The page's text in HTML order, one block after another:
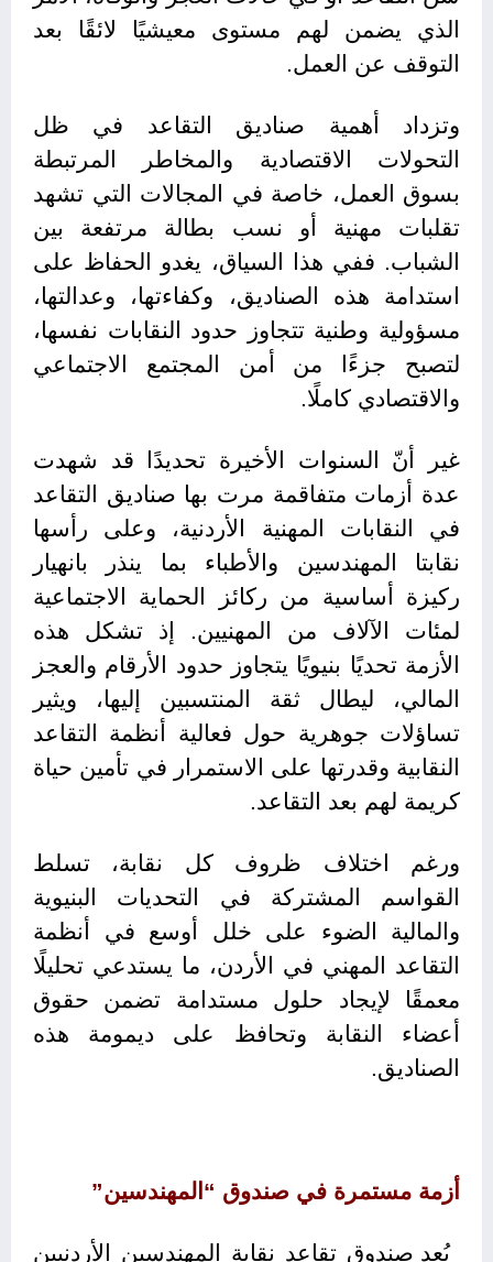
الذي يضمن لهم مستوى معيشيًا لائقًا بعد
التوقف عن العمل.
وتزداد أهمية صناديق التقاعد في ظل
التحولات الاقتصادية والمخاطر المرتبطة
بسوق العمل، خاصة في المجالات التي تشهد
تقلبات مهنية أو نسب بطالة مرتفعة بين
الشباب. ففي هذا السياق، يغدو الحفاظ على
استدامة هذه الصناديق، وكفاءتها، وعدالتها،
مسؤولية وطنية تتجاوز حدود النقابات نفسها،
لتصبح جزءًا من أمن المجتمع الاجتماعي
والاقتصادي كاملًا.
غير أنّ السنوات الأخيرة تحديدًا قد شهدت
عدة أزمات متفاقمة مرت بها صناديق التقاعد
في النقابات المهنية الأردنية، وعلى رأسها
نقابتا المهندسين والأطباء بما ينذر بانهيار
ركيزة أساسية من ركائز الحماية الاجتماعية
لمئات الآلاف من المهنيين. إذ تشكل هذه
الأزمة تحديًا بنيويًا يتجاوز حدود الأرقام والعجز
المالي، ليطال ثقة المنتسبين إليها، ويثير
تساؤلات جوهرية حول فعالية أنظمة التقاعد
النقابية وقدرتها على الاستمرار في تأمين حياة
كريمة لهم بعد التقاعد.
ورغم اختلاف ظروف كل نقابة، تسلط
القواسم المشتركة في التحديات البنيوية
والمالية الضوء على خلل أوسع في أنظمة
التقاعد المهني في الأردن، ما يستدعي تحليلًا
معمقًا لإيجاد حلول مستدامة تضمن حقوق
أعضاء النقابة وتحافظ على ديمومة هذه
الصناديق.
أزمة مستمرة في صندوق “المهندسين”
يُعد صندوق تقاعد نقابة المهندسين الأردنيين